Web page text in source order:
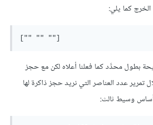
كما يلي:
["" "" ""]
بطول محدَّد كما فعلنا أعلاه لكن مع حجز
عدد العناصر التي نريد حجز ذاكرة لها
وسيط ثالث: